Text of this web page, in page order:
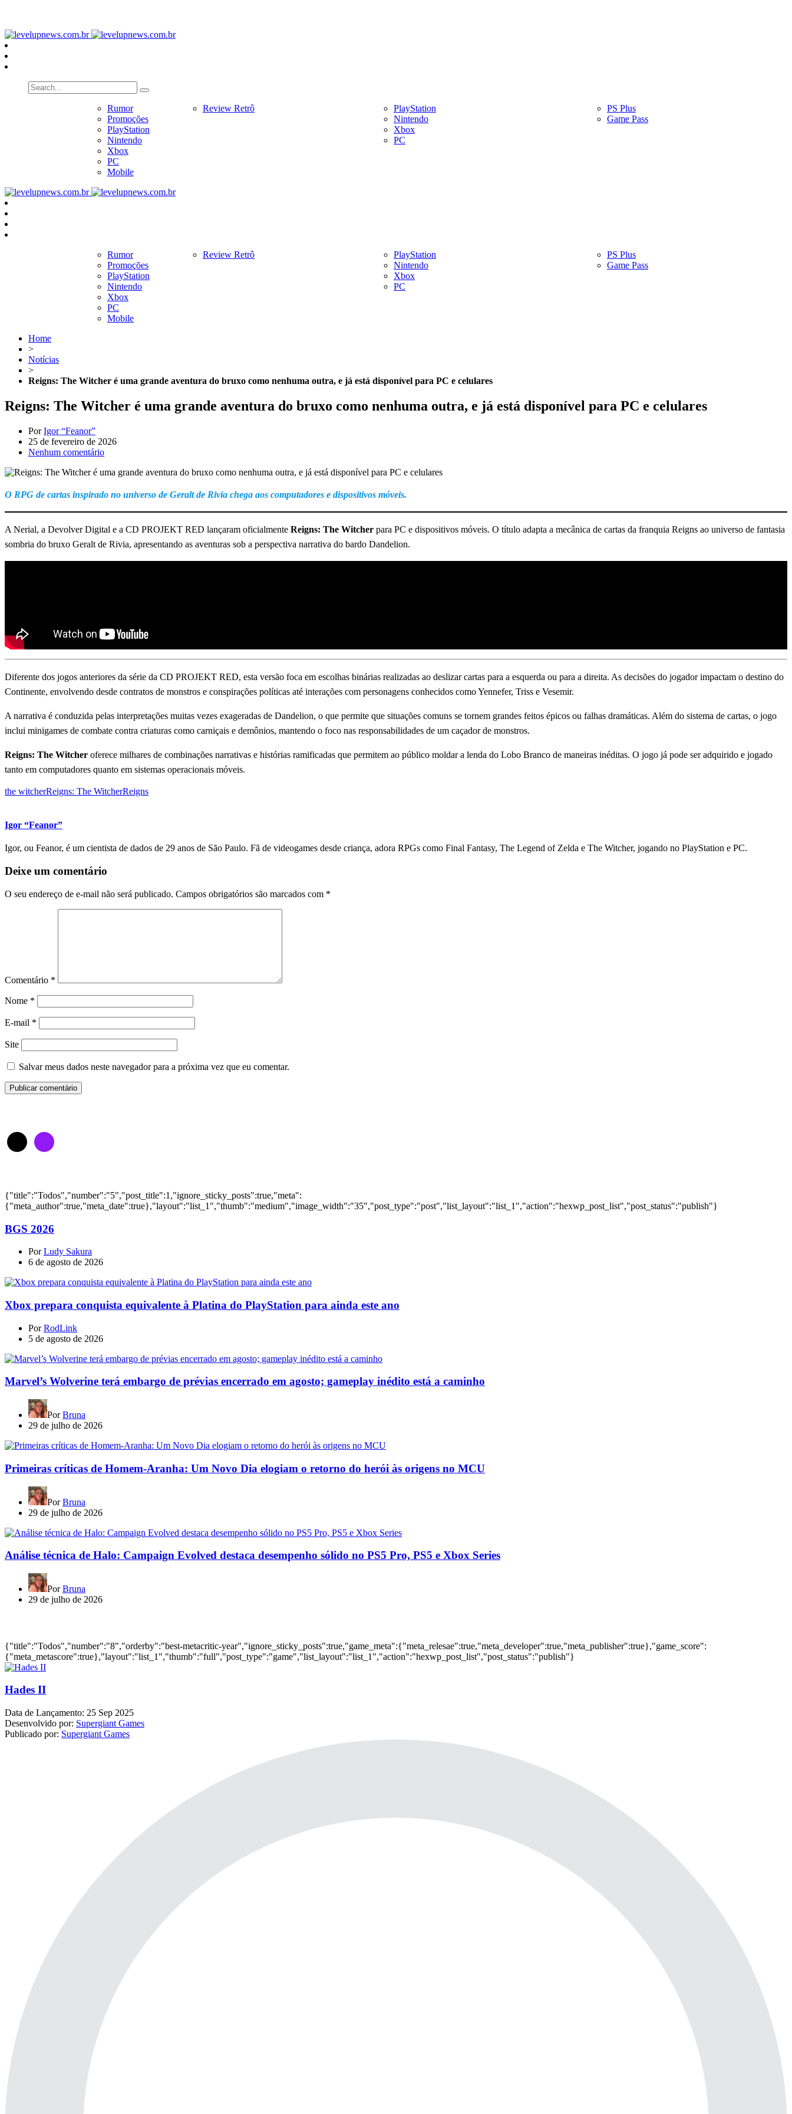
Rumor
Promoções
PlayStation
Nintendo
Xbox
PC
Mobile
Review Retrô
PlayStation
Nintendo
Xbox
PC
PS Plus
Game Pass
Rumor
Promoções
PlayStation
Nintendo
Xbox
PC
Mobile
Review Retrô
PlayStation
Nintendo
Xbox
PC
PS Plus
Game Pass
Home
>
Notícias
>
Reigns: The Witcher é uma grande aventura do bruxo como nenhuma outra, e já está disponível para PC e celulares
Reigns: The Witcher é uma grande aventura do bruxo como nenhuma outra, e já está disponível para PC e celulares
PorIgor “Feanor”
25 de fevereiro de 2026
Nenhum comentário
O RPG de cartas inspirado no universo de Geralt de Rivia chega aos computadores e dispositivos móveis.
A Nerial, a Devolver Digital e a CD PROJEKT RED lançaram oficialmente Reigns: The Witcher para PC e dispositivos móveis. O título adapta a mecânica de cartas da franquia Reigns ao universo de fantasia
sombria do bruxo Geralt de Rivia, apresentando as aventuras sob a perspectiva narrativa do bardo Dandelion.
Diferente dos jogos anteriores da série da CD PROJEKT RED, esta versão foca em escolhas binárias realizadas ao deslizar cartas para a esquerda ou para a direita. As decisões do jogador impactam o destino do
Continente, envolvendo desde contratos de monstros e conspirações políticas até interações com personagens conhecidos como Yennefer, Triss e Vesemir.
A narrativa é conduzida pelas interpretações muitas vezes exageradas de Dandelion, o que permite que situações comuns se tornem grandes feitos épicos ou falhas dramáticas. Além do sistema de cartas, o jogo
inclui minigames de combate contra criaturas como carniçais e demônios, mantendo o foco nas responsabilidades de um caçador de monstros.
Reigns: The Witcher oferece milhares de combinações narrativas e histórias ramificadas que permitem ao público moldar a lenda do Lobo Branco de maneiras inéditas. O jogo já pode ser adquirido e jogado
tanto em computadores quanto em sistemas operacionais móveis.
the witcherReigns: The WitcherReigns
Igor “Feanor”
Igor, ou Feanor, é um cientista de dados de 29 anos de São Paulo. Fã de videogames desde criança, adora RPGs como Final Fantasy, The Legend of Zelda e The Witcher, jogando no PlayStation e PC.
Deixe um comentário
O seu endereço de e-mail não será publicado. Campos obrigatórios são marcados com *
Comentário *
Nome *
E-mail *
Site
Salvar meus dados neste navegador para a próxima vez que eu comentar.
{"title":"Todos","number":"5","post_title":1,"ignore_sticky_posts":true,"meta":
{"meta_author":true,"meta_date":true},"layout":"list_1","thumb":"medium","image_width":"35","post_type":"post","list_layout":"list_1","action":"hexwp_post_list","post_status":"publish"}
BGS 2026
PorLudy Sakura
6 de agosto de 2026
Xbox prepara conquista equivalente à Platina do PlayStation para ainda este ano
PorRodLink
5 de agosto de 2026
Marvel’s Wolverine terá embargo de prévias encerrado em agosto; gameplay inédito está a caminho
PorBruna
29 de julho de 2026
Primeiras críticas de Homem-Aranha: Um Novo Dia elogiam o retorno do herói às origens no MCU
PorBruna
29 de julho de 2026
Análise técnica de Halo: Campaign Evolved destaca desempenho sólido no PS5 Pro, PS5 e Xbox Series
PorBruna
29 de julho de 2026
{"title":"Todos","number":"8","orderby":"best-metacritic-year","ignore_sticky_posts":true,"game_meta":{"meta_relesae":true,"meta_developer":true,"meta_publisher":true},"game_score":
{"meta_metascore":true},"layout":"list_1","thumb":"full","post_type":"game","list_layout":"list_1","action":"hexwp_post_list","post_status":"publish"}
Hades II
Data de Lançamento: 25 Sep 2025
Desenvolvido por: Supergiant Games
Publicado por: Supergiant Games